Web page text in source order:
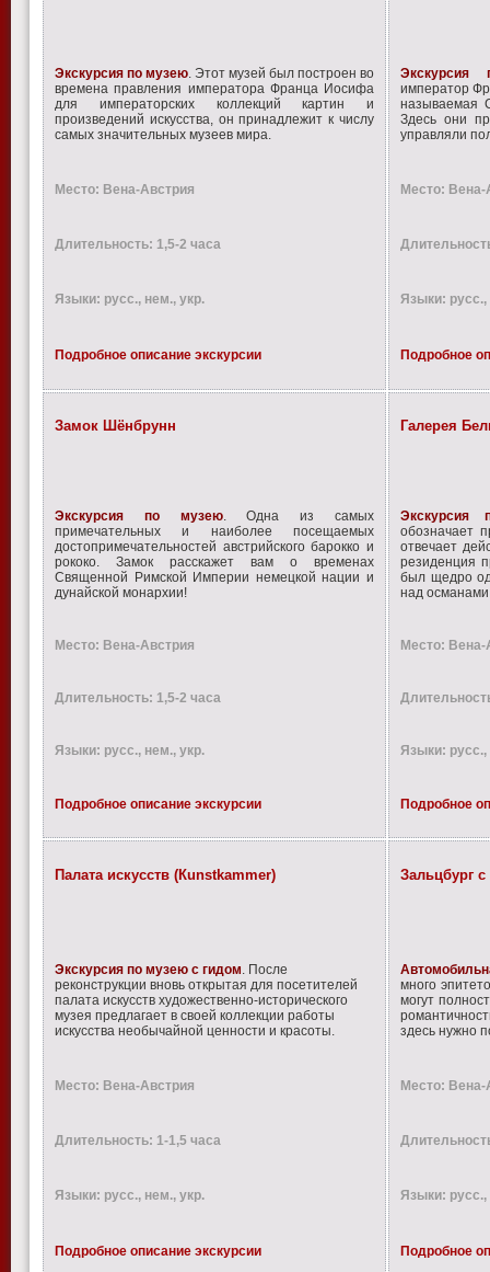
Экскурсия по музею. Этот музей был построен во
времена правления императора Франца Иосифа
для императорских коллекций картин и
произведений искусства, он принадлежит к числу
самых значительных музеев мира.
Место: Вена-Австрия
Длительность: 1,5-2 часа
Языки: русс., нем., укр.
Подробное описание экскурсии
Экскурсия
император
называемая
Здесь они
управляли
Место: Вена-
Языки: русс.,
Подробное
Замок Шёнбрунн
Экскурсия по музею. Одна из самых
примечательных и наиболее посещаемых
достопримечательностей австрийского барокко и
рококо. Замок расскажет вам о временах
Священной Римской Империи немецкой нации и
дунайской монархии!
Место: Вена-Австрия
Длительность: 1,5-2 часа
Языки: русс., нем., укр.
Подробное описание экскурсии
Галерея
Экскурсия
обозначает
отвечает
резиденция
был щедро
над
Место: Вена-
Языки: русс.,
Подробное
Палата искусств (Кunstkammer)
Экскурсия по музею с гидом. После
реконструкции вновь открытая для посетителей
палата искусств художественно-исторического
музея предлагает в своей коллекции работы
искусства необычайной ценности и красоты.
Место: Вена-Австрия
Длительность: 1-1,5 часа
Языки: русс., нем., укр.
Подробное описание экскурсии
Зальцбург
много
могут
здесь нужно
Место: Вена-
Языки: русс.,
Подробное